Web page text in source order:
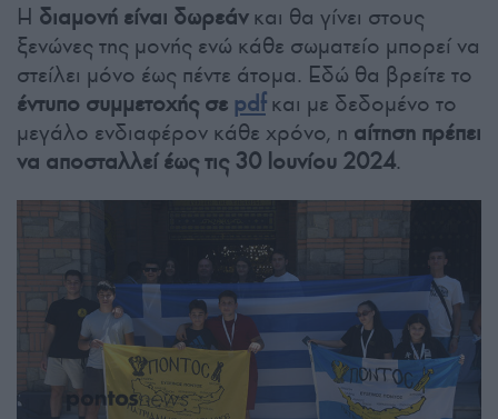
Η διαμονή είναι δωρεάνκαι θα γίνει στους
ξενώνες της μονής ενώ κάθε σωματείο μπορεί να
στείλει μόνο έως πέντε άτομα. Εδώ θα βρείτε το
έντυπο συμμετοχής σε pdf και με δεδομένο το
μεγάλο ενδιαφέρον κάθε χρόνο, η αίτηση πρέπει
να αποσταλλεί έως τις 30 Ιουνίου 2024.